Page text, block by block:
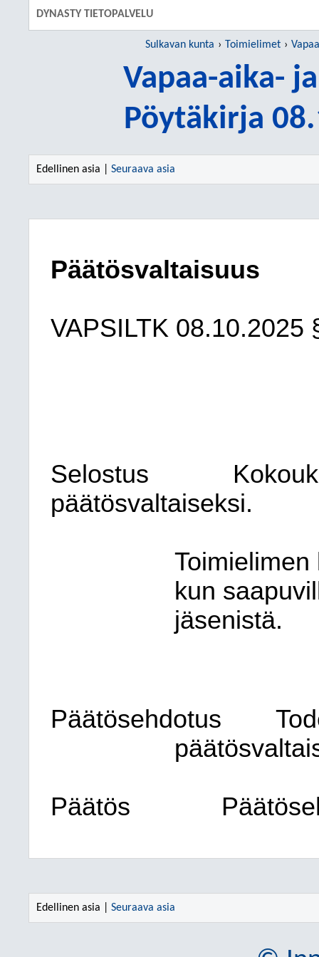
DYNASTY TIETOPALVELU
Sulkavan kunta Toimielimet
Vapaa-aika-
Pöytäkirja
Edellinen asia | Seuraava asia
Päätösvaltaisuus
VAPSILTK 08.10.2025
Selostus
päätösvaltaiseksi.
kun
jäsenistä.
Päätösehdotus
Päätös
Edellinen asia | Seuraava asia